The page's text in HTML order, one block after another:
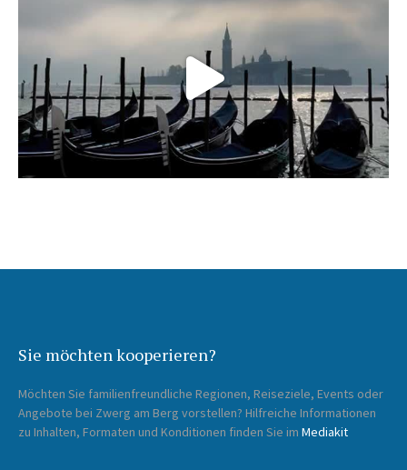
Sie möchten kooperieren?
Möchten Sie familienfreundliche Regionen, Reiseziele, Events oder
Angebote bei Zwerg am Berg vorstellen? Hilfreiche Informationen
zu Inhalten, Formaten und Konditionen finden Sie im Mediakit